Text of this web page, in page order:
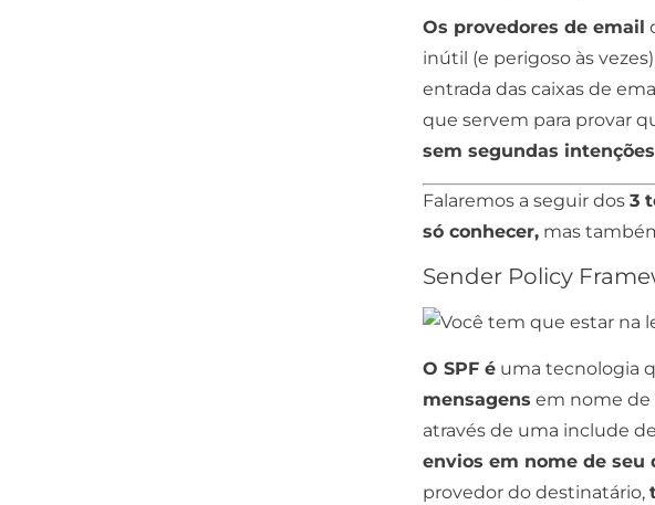
Os provedores de email
inútil (e perigoso às
entrada das caixas de
que servem para provar
sem segundas
Falaremos a seguir dos 3
só conhecer, mas
Sender Policy
O SPF é uma tecnologia
mensagens em nome
através de uma include
envios em nome de seu
provedor do destinatário,